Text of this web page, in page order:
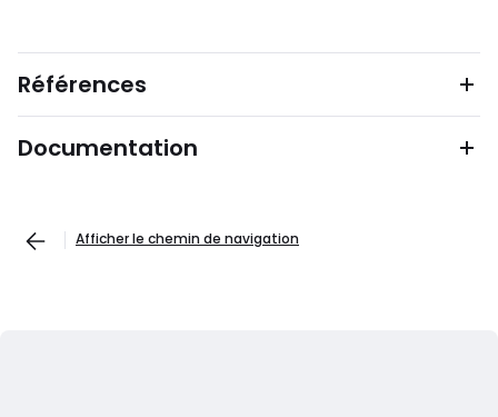
Références
Documentation
Afficher le chemin de navigation